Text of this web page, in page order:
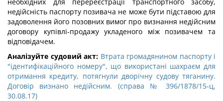
недійсність паспорту позивача не може бути підставою для
задоволення його позовних вимог про визнання недійсним
договору купівлі-продажу укладеного між позивачем та
відповідачем.
Аналізуйте судовий акт: Втрата громадянином паспорту і
"ідентифікаційного номеру", що використані шахраєм для
отримання кредиту, потягнули дворічну судову тяганину.
Договір визнано недійсним. (справа № 396/1878/15-ц,
30.08.17)